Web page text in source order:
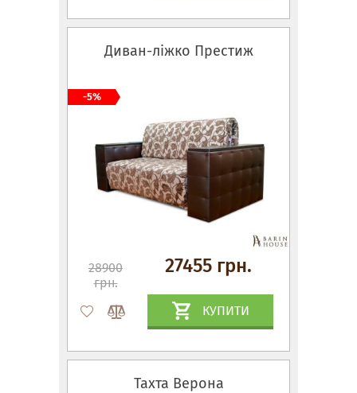
Диван-ліжко Престиж
28900
грн.
27455 грн.
КУПИТИ
-5%
Тахта Верона